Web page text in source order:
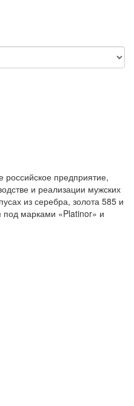
предприятие,
и реализации мужских
из серебра, золота 585 и
марками «Platinor» и